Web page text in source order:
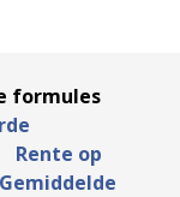
formules
Rente op
Gemiddelde